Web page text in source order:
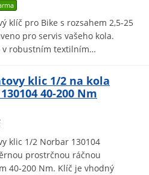
klíč pro Bike s rozsahem 2,5-25
pro servis vašeho kola.
v robustním textilním…
klic 1/2 na kola
40-200 Nm
klic 1/2 Norbar 130104
prostrčnou ráčnou
40-200 Nm. Klíč je vhodný